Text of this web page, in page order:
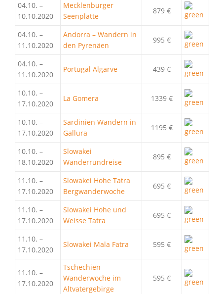
04.10. –
10.10.2020
Mecklenburger
Seenplatte
879 €
04.10. –
11.10.2020
Andorra – Wandern in
den Pyrenäen
995 €
04.10. –
11.10.2020
Portugal Algarve 439 €
10.10. –
17.10.2020
La Gomera 1339 €
10.10. –
17.10.2020
Sardinien Wandern in
Gallura
1195 €
10.10. –
18.10.2020
Slowakei
Wanderrundreise
895 €
11.10. –
17.10.2020
Slowakei Hohe Tatra
Bergwanderwoche
695 €
11.10. –
17.10.2020
Slowakei Hohe und
Weisse Tatra
695 €
11.10. –
17.10.2020
Slowakei Mala Fatra 595 €
11.10. –
17.10.2020
Tschechien
Wanderwoche im
Altvatergebirge
595 €